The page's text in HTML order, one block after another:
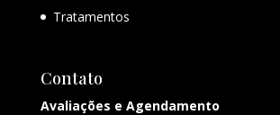
Tratamentos
Contato
Avaliações e Agendamento